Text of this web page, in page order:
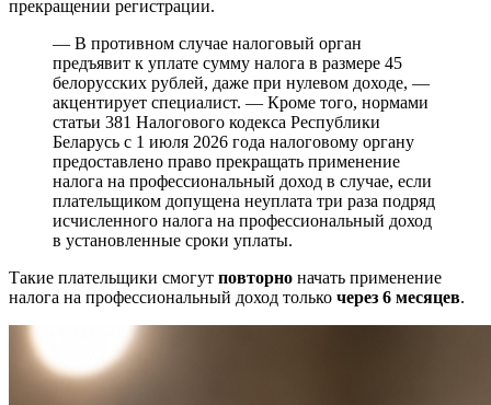
прекращении регистрации.
— В противном случае налоговый орган
предъявит к уплате сумму налога в размере 45
белорусских рублей, даже при нулевом доходе, —
акцентирует специалист. — Кроме того, нормами
статьи 381 Налогового кодекса Республики
Беларусь с 1 июля 2026 года налоговому органу
предоставлено право прекращать применение
налога на профессиональный доход в случае, если
плательщиком допущена неуплата три раза подряд
исчисленного налога на профессиональный доход
в установленные сроки уплаты.
Такие плательщики смогут повторно начать применение
налога на профессиональный доход только через 6 месяцев.